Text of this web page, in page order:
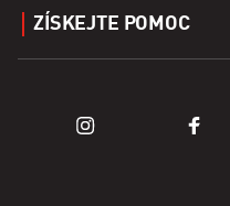
Palivo
Prozkoumejte řadu Kamado
ZÍSKEJTE POMOC